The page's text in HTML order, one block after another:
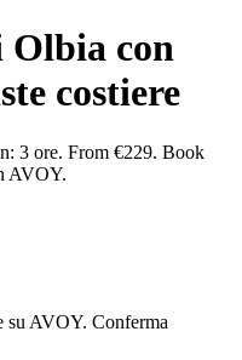
Olbia con
costiere
3 ore. From €229. Book
AVOY.
su AVOY. Conferma